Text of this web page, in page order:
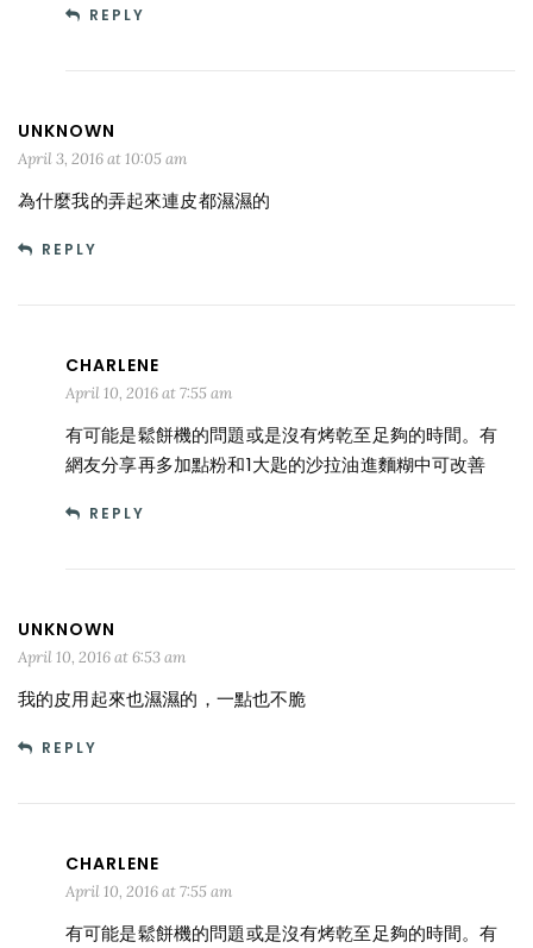
REPLY
UNKNOWN
April 3, 2016 at 10:05 am
為什麼我的弄起來連皮都濕濕的
REPLY
CHARLENE
April 10, 2016 at 7:55 am
有可能是鬆餅機的問題或是沒有烤乾至足夠的時間。有
網友分享再多加點粉和1大匙的沙拉油進麵糊中可改善
REPLY
UNKNOWN
April 10, 2016 at 6:53 am
我的皮用起來也濕濕的，一點也不脆
REPLY
CHARLENE
April 10, 2016 at 7:55 am
有可能是鬆餅機的問題或是沒有烤乾至足夠的時間。有